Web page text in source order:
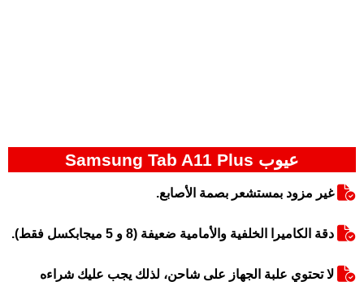
عيوب Samsung Tab A11 Plus
غير مزود بمستشعر بصمة الأصابع.
دقة الكاميرا الخلفية والأمامية ضعيفة (8 و 5 ميجابكسل فقط).
لا تحتوي علبة الجهاز على شاحن، لذلك يجب عليك شراءه